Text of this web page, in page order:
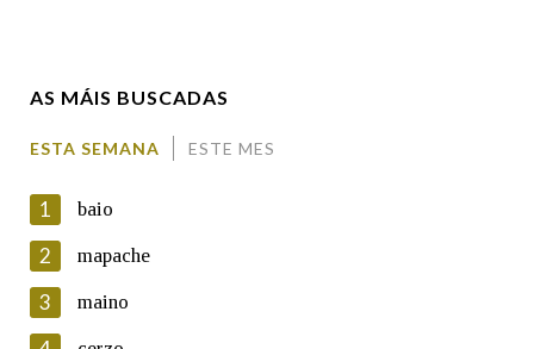
En cumprimento da normativa vixente en materia de
Protección de Datos de Carácter Persoal, a Real Academia
AS MÁIS BUSCADAS
ESTA SEMANA ESTE MES
1 baio
2 mapache
3 maino